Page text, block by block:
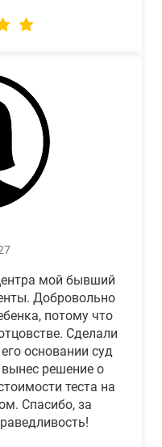
мой бывший
Добровольно
потому что
Сделали
основании суд
решение о
теста на
Спасибо, за